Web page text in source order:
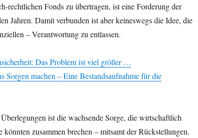
rechtlichen Fonds zu übertragen, ist eine Forderung der
Jahren. Damit verbunden ist aber keineswegs die Idee, die
– Verantwortung zu entlassen.
Das Problem ist viel größer …
machen – Eine Bestandsaufnahme für die
ist die wachsende Sorge, die wirtschaftlich
könnten zusammen brechen – mitsamt der Rückstellungen.